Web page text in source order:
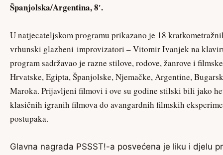
Španjolska/Argentina, 8′.
U natjecateljskom programu prikazano je 18
vrhunski glazbeni improvizatori – Vitomir Ivanjek na
program sadržavao je razne stilove, rodove, žanrove i
Hrvatske, Egipta, Španjolske, Njemačke, Argentine,
Maroka. Prijavljeni filmovi i ove su godine stilski bili jako
klasičnih igranih filmova do avangardnih filmskih
postupaka.
Glavna nagrada PSSST!-a posvećena je liku i djelu